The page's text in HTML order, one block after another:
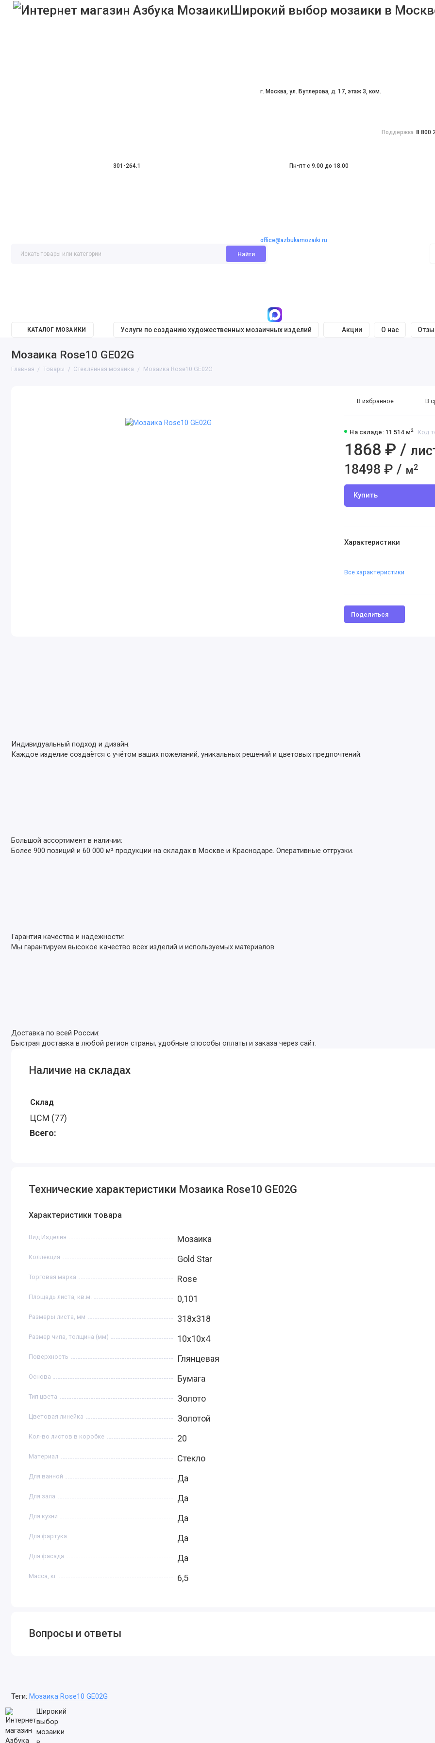
Широкий выбор мозаики в
г. Москва, ул. Бутлерова, д. 17, этаж 3, ком.
301-264.1 Пн-пт с 9.00 до 18.00
office@azbukamozaiki.ru
Поддержка 8 800
Найти
КАТАЛОГ МОЗАИКИ Услуги по созданию художественных мозаичных изделий Акции О нас
Мозаика Rose10 GE02G
Главная Товары Cтеклянная мозаика Мозаика Rose10 GE02G
На складе: 11.514 м2 Код
1868 ₽ /
18498 ₽ / м2
Купить
В избранное В
Характеристики
Все характеристики
Поделиться
Индивидуальный подход и дизайн:
Каждое изделие создаётся с учётом ваших пожеланий, уникальных решений и цветовых предпочтений.
Большой ассортимент в наличии:
Более 900 позиций и 60 000 м² продукции на складах в Москве и Краснодаре. Оперативные отгрузки.
Гарантия качества и надёжности:
Мы гарантируем высокое качество всех изделий и используемых материалов.
Доставка по всей России:
Быстрая доставка в любой регион страны, удобные способы оплаты и заказа через сайт.
Наличие на складах
Склад
ЦСМ (77)
Всего:
Технические характеристики Мозаика Rose10 GE02G
Характеристики товара
Вид Изделия Мозаика
Коллекция Gold Star
Торговая марка Rose
Площадь листа, кв.м. 0,101
Размеры листа, мм 318х318
Размер чипа, толщина (мм) 10х10х4
Поверхность Глянцевая
Основа Бумага
Тип цвета Золото
Цветовая линейка Золотой
Кол-во листов в коробке 20
Материал Стекло
Для ванной Да
Для зала Да
Для кухни Да
Для фартука Да
Для фасада Да
Масса, кг 6,5
Вопросы и ответы
Теги: Мозаика Rose10 GE02G
Широкий
выбор
мозаики